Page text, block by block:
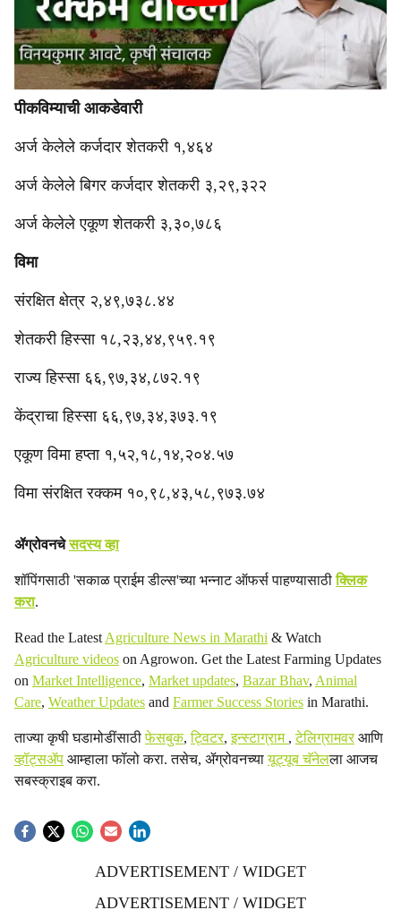
पीकविम्याची आकडेवारी
अर्ज केलेले कर्जदार शेतकरी १,४६४
अर्ज केलेले बिगर कर्जदार शेतकरी ३,२९,३२२
अर्ज केलेले एकूण शेतकरी ३,३०,७८६
विमा
संरक्षित क्षेत्र २,४९,७३८.४४
शेतकरी हिस्सा १८,२३,४४,९५९.१९
राज्य हिस्सा ६६,९७,३४,८७२.१९
केंद्राचा हिस्सा ६६,९७,३४,३७३.१९
एकूण विमा हप्ता १,५२,१८,१४,२०४.५७
विमा संरक्षित रक्कम १०,९८,४३,५८,९७३.७४
ॲग्रोवनचेसदस्य व्हा
शॉपिंगसाठी 'सकाळ प्राईम डील्स'च्या भन्नाट ऑफर्स पाहण्यासाठीक्लिक
करा.
Read the Latest Agriculture News in Marathi & Watch
Agriculture videos on Agrowon. Get the Latest Farming Updates
on Market Intelligence, Market updates, Bazar Bhav, Animal
Care, Weather Updates and Farmer Success Stories in Marathi.
ताज्या कृषी घडामोडींसाठीफेसबुक,ट्विटर,इन्स्टाग्राम ,टेलिग्रामवरआणि
व्हॉट्सॲप आम्हाला फॉलो करा. तसेच, ॲग्रोवनच्यायूट्यूब चॅनेलला आजच
सबस्क्राइब करा.
ADVERTISEMENT / WIDGET
ADVERTISEMENT / WIDGET